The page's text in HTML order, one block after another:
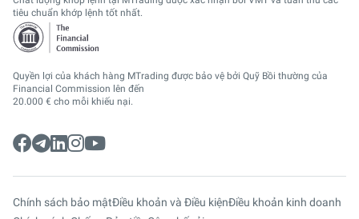
tiêu chuẩn khớp lệnh tốt nhất.
Quyền lợi của khách hàng MTrading được bảo vệ bởi Quỹ Bồi thường của
Financial Commission lên đến
20.000 € cho mỗi khiếu nại.
Chính sách bảo mậtĐiều khoản và Điều kiệnĐiều khoản kinh doanh